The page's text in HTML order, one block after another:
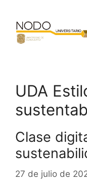
contenido
UDA
Clase
27 de julio de